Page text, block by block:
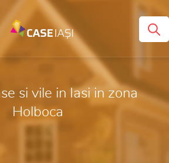
si vile in Iasi in zona
Holboca